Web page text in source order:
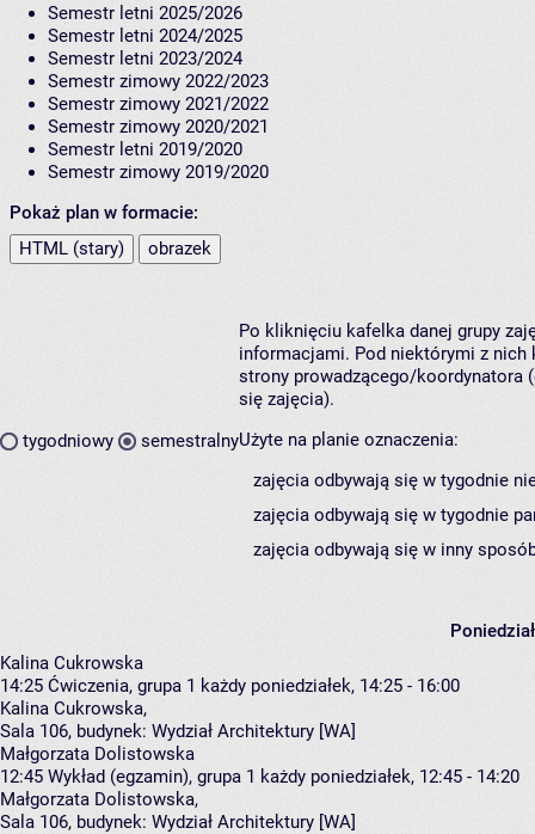
Semestr letni 2025/2026
Semestr letni 2024/2025
Semestr letni 2023/2024
Semestr zimowy 2022/2023
Semestr zimowy 2021/2022
Semestr zimowy 2020/2021
Semestr letni 2019/2020
Semestr zimowy 2019/2020
Pokaż plan w formacie:
HTML (stary)
obrazek
tygodniowy semestralny
Po kliknięciu kafelka danej grupy
informacjami. Pod niektórymi z nich
strony prowadzącego/koordynatora
się zajęcia).
Użyte na planie oznaczenia:
zajęcia odbywają się w tygodnie
zajęcia odbywają się w tygodnie
zajęcia odbywają się w inny
Kalina Cukrowska
14:25 Ćwiczenia, grupa 1 każdy poniedziałek, 14:25 - 16:00
Kalina Cukrowska,
Sala 106, budynek: Wydział Architektury [WA]
Małgorzata Dolistowska
12:45 Wykład (egzamin), grupa 1 każdy poniedziałek, 12:45 - 14:20
Małgorzata Dolistowska,
Sala 106, budynek: Wydział Architektury [WA]